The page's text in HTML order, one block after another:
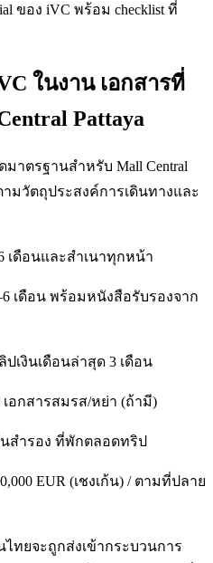
ของ iVC พร้อม checklist ที่
ในงาน เอกสารที่
Pattaya
าตรฐานสำหรับ Mall Central
ามวัตถุประสงค์การเดินทางและ
เดือนและสำเนาทุกหน้า
เดือน พร้อมหนังสือรับรองจาก
เงินเดือนล่าสุด 3 เดือน
อกสารสมรส/หย่า (ถ้ามี)
นสำรอง ที่พักตลอดทริป
EUR (เชงเก้น) / ตามที่ปลาย
ไทยจะถูกส่งเข้ากระบวนการ